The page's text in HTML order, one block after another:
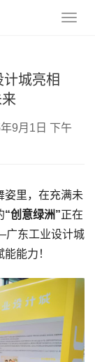
计城亮相
9月1日 下午
姿里，在充满未
“创意绿洲”正在
东工业设计城
能力！